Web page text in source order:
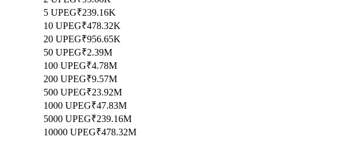
5 UPEG₹239.16K
10 UPEG₹478.32K
20 UPEG₹956.65K
50 UPEG₹2.39M
100 UPEG₹4.78M
200 UPEG₹9.57M
500 UPEG₹23.92M
1000 UPEG₹47.83M
5000 UPEG₹239.16M
10000 UPEG₹478.32M